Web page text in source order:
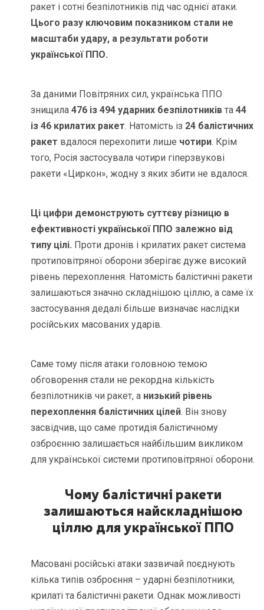
ракет і сотні безпілотників під час однієї атаки.
Цього разу ключовим показником стали не
масштаби удару, а результати роботи
української ППО.
За даними Повітряних сил, українська ППО
знищила476 із 494 ударних безпілотників та44
із 46 крилатих ракет. Натомість із 24 балістичних
ракет вдалося перехопити лише чотири. Крім
того, Росія застосувала чотири гіперзвукові
ракети «Циркон», жодну з яких збити не вдалося.
Ці цифри демонструють суттєву різницю в
ефективності української ППО залежно від
типу цілі. Проти дронів і крилатих ракет система
протиповітряної оборони зберігає дуже високий
рівень перехоплення. Натомість балістичні ракети
залишаються значно складнішою ціллю, а саме їх
застосування дедалі більше визначає наслідки
російських масованих ударів.
Саме тому після атаки головною темою
обговорення стали не рекордна кількість
безпілотників чи ракет, а низький рівень
перехоплення балістичних цілей. Він знову
засвідчив, що саме протидія балістичному
озброєнню залишається найбільшим викликом
для української системи протиповітряної оборони.
Чому балістичні ракети
залишаються найскладнішою
ціллю для української ППО
Масовані російські атаки зазвичай поєднують
кілька типів озброєння – ударні безпілотники,
крилаті та балістичні ракети. Однак можливості